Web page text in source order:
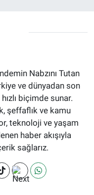
Nabzını Tutan
ve dünyadan son
biçimde sunar.
şeffaflık ve kamu
teknoloji ve yaşam
haber akışıyla
sağlarız.